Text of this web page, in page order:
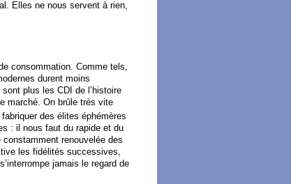
Elles ne nous servent à rien,
consommation. Comme tels,
durent moins
plus les CDI de l’histoire
marché. On brûle très vite
des élites éphémères
: il nous faut du rapide et du
renouvelée des
les fidélités successives,
jamais le regard de